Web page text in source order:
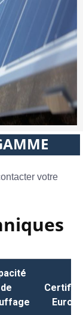
votre
de